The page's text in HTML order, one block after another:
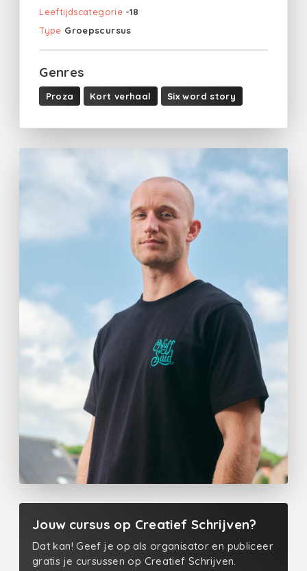
Leeftijdscategorie -18
Type Groepscursus
Genres
Proza Kort verhaal Six word story
Jouw cursus op Creatief Schrijven?
Dat kan! Geef je op als organisator en publiceer
gratis je cursussen op Creatief Schrijven.